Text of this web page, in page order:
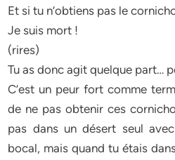
Et si tu n’obtiens pas le
Je suis mort !
(rires)
Tu as donc agit quelque part…
C’est un peur fort comme
de ne pas obtenir ces
pas dans un désert seul
bocal, mais quand tu étais